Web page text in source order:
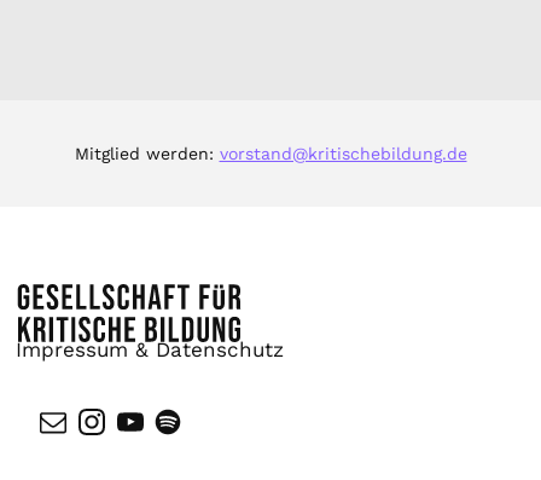
Mitglied werden: vorstand@kritischebildung.de
Impressum & Datenschutz